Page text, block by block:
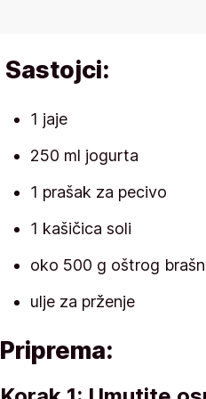
Sastojci:
1 jaje
250 ml jogurta
1 prašak za pecivo
1 kašičica soli
oko 500 g oštrog
ulje za prženje
Priprema: